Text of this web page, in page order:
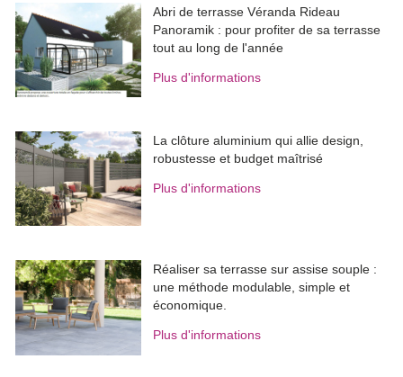
Abri de terrasse Véranda Rideau
Panoramik : pour profiter de sa terrasse
tout au long de l'année
Plus d'informations
La clôture aluminium qui allie design,
robustesse et budget maîtrisé
Plus d'informations
Réaliser sa terrasse sur assise souple :
une méthode modulable, simple et
économique.
Plus d'informations